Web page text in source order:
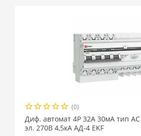
(0)
Диф. автомат 4P 32А 30мА тип АС
эл. 270В 4,5кА АД-4 EKF